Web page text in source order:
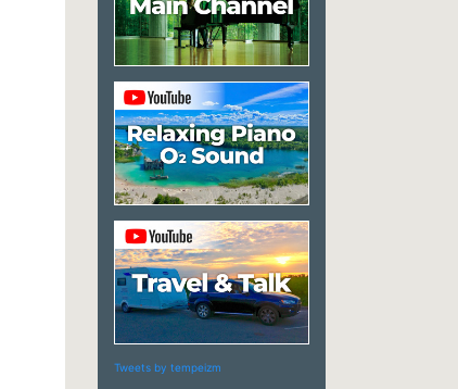
Tweets by tempeizm